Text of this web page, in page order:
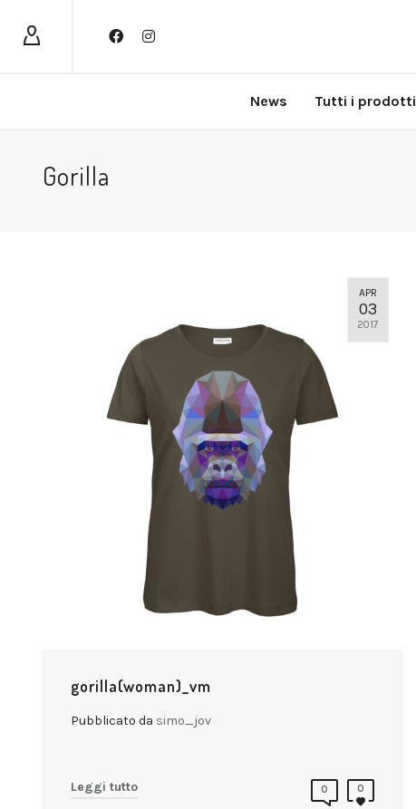
News Tutti i prodotti
Gorilla
APR
03
2017
gorilla(woman)_vm
Pubblicato da simo_jov
Leggi tutto 0 0